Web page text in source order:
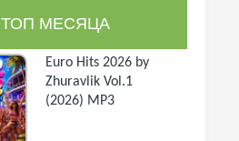
ТОП МЕСЯЦА
Euro Hits 2026 by
Zhuravlik Vol.1
(2026) MP3